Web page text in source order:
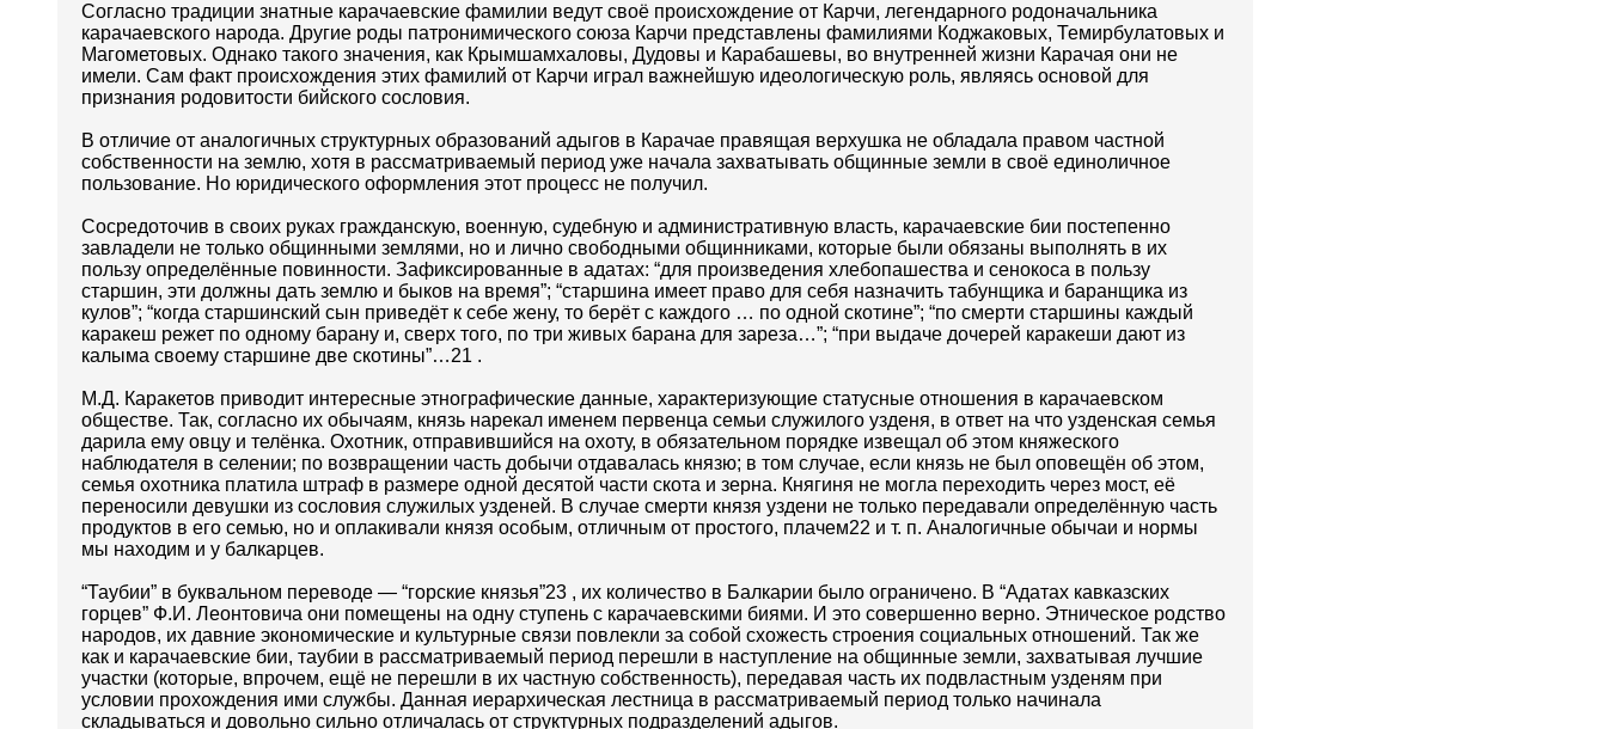
Согласно традиции знатные карачаевские фамилии ведут своё происхождение от Карчи, легендарного родоначальника
карачаевского народа. Другие роды патронимического союза Карчи представлены фамилиями Коджаковых, Темирбулатовых и
Магометовых. Однако такого значения, как Крымшамхаловы, Дудовы и Карабашевы, во внутренней жизни Карачая они не
имели. Сам факт происхождения этих фамилий от Карчи играл важнейшую идеологическую роль, являясь основой для
признания родовитости бийского сословия.
В отличие от аналогичных структурных образований адыгов в Карачае правящая верхушка не обладала правом частной
собственности на землю, хотя в рассматриваемый период уже начала захватывать общинные земли в своё единоличное
пользование. Но юридического оформления этот процесс не получил.
Сосредоточив в своих руках гражданскую, военную, судебную и административную власть, карачаевские бии постепенно
завладели не только общинными землями, но и лично свободными общинниками, которые были обязаны выполнять в их
пользу определённые повинности. Зафиксированные в адатах: “для произведения хлебопашества и сенокоса в пользу
старшин, эти должны дать землю и быков на время”; “старшина имеет право для себя назначить табунщика и баранщика из
кулов”; “когда старшинский сын приведёт к себе жену, то берёт с каждого … по одной скотине”; “по смерти старшины каждый
каракеш режет по одному барану и, сверх того, по три живых барана для зареза…”; “при выдаче дочерей каракеши дают из
калыма своему старшине две скотины”…21 .
М.Д. Каракетов приводит интересные этнографические данные, характеризующие статусные отношения в карачаевском
обществе. Так, согласно их обычаям, князь нарекал именем первенца семьи служилого узденя, в ответ на что узденская семья
дарила ему овцу и телёнка. Охотник, отправившийся на охоту, в обязательном порядке извещал об этом княжеского
наблюдателя в селении; по возвращении часть добычи отдавалась князю; в том случае, если князь не был оповещён об этом,
семья охотника платила штраф в размере одной десятой части скота и зерна. Княгиня не могла переходить через мост, её
переносили девушки из сословия служилых узденей. В случае смерти князя уздени не только передавали определённую часть
продуктов в его семью, но и оплакивали князя особым, отличным от простого, плачем22 и т. п. Аналогичные обычаи и нормы
мы находим и у балкарцев.
“Таубии” в буквальном переводе — “горские князья”23 , их количество в Балкарии было ограничено. В “Адатах кавказских
горцев” Ф.И. Леонтовича они помещены на одну ступень с карачаевскими биями. И это совершенно верно. Этническое родство
народов, их давние экономические и культурные связи повлекли за собой схожесть строения социальных отношений. Так же
как и карачаевские бии, таубии в рассматриваемый период перешли в наступление на общинные земли, захватывая лучшие
участки (которые, впрочем, ещё не перешли в их частную собственность), передавая часть их подвластным узденям при
условии прохождения ими службы. Данная иерархическая лестница в рассматриваемый период только начинала
складываться и довольно сильно отличалась от структурных подразделений адыгов.